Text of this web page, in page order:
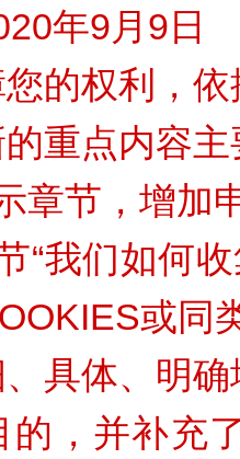
年9月9日
的权利，
重点内容
章节，增加
“我们如何
或同
具体、明
的，并补充